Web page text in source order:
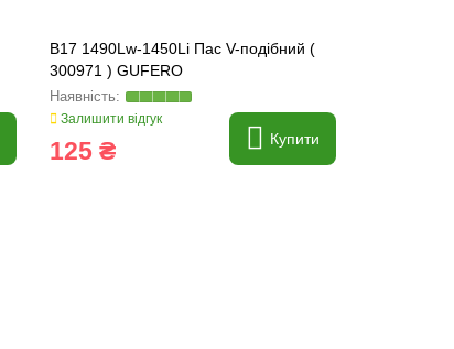
B17 1490Lw-1450Li Пас V-подібний (
300971 ) GUFERO
Залишити відгук
125 ₴ Купити